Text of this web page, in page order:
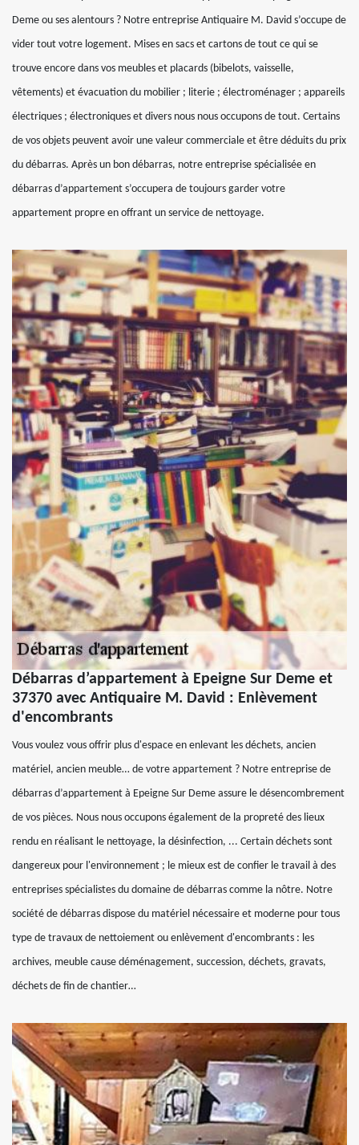
Deme ou ses alentours ? Notre entreprise Antiquaire M. David s’occupe de
vider tout votre logement. Mises en sacs et cartons de tout ce qui se
trouve encore dans vos meubles et placards (bibelots, vaisselle,
vêtements) et évacuation du mobilier ; literie ; électroménager ; appareils
électriques ; électroniques et divers nous nous occupons de tout. Certains
de vos objets peuvent avoir une valeur commerciale et être déduits du prix
du débarras. Après un bon débarras, notre entreprise spécialisée en
débarras d’appartement s’occupera de toujours garder votre
appartement propre en offrant un service de nettoyage.
Débarras d’appartement à Epeigne Sur Deme et
37370 avec Antiquaire M. David : Enlèvement
d'encombrants
Vous voulez vous offrir plus d'espace en enlevant les déchets, ancien
matériel, ancien meuble… de votre appartement ? Notre entreprise de
débarras d’appartement à Epeigne Sur Deme assure le désencombrement
de vos pièces. Nous nous occupons également de la propreté des lieux
rendu en réalisant le nettoyage, la désinfection, ... Certain déchets sont
dangereux pour l'environnement ; le mieux est de confier le travail à des
entreprises spécialistes du domaine de débarras comme la nôtre. Notre
société de débarras dispose du matériel nécessaire et moderne pour tous
type de travaux de nettoiement ou enlèvement d'encombrants : les
archives, meuble cause déménagement, succession, déchets, gravats,
déchets de fin de chantier…